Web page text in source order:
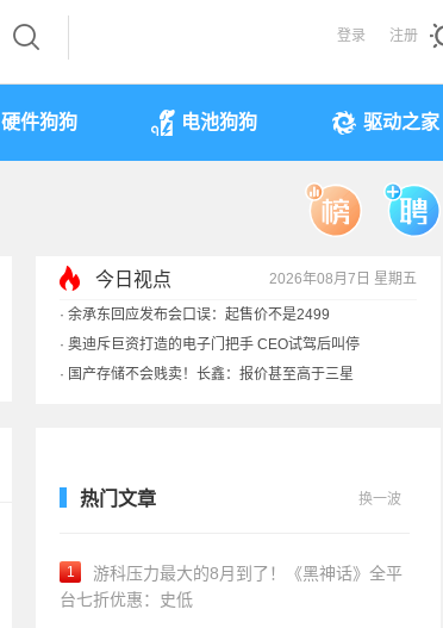
登录 注册
硬件狗狗 电池狗狗 驱动之家
今日视点 2026年08月7日 星期五
· 余承东回应发布会口误：起售价不是2499
· 奥迪斥巨资打造的电子门把手 CEO试驾后叫停
· 国产存储不会贱卖！长鑫：报价甚至高于三星
热门文章 换一波
1
游科压力最大的8月到了！《黑神话》全平
台七折优惠：史低